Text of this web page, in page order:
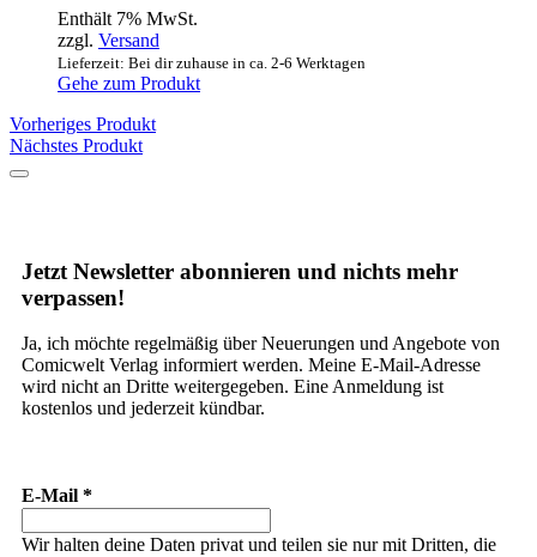
Enthält 7% MwSt.
zzgl. Versand
Lieferzeit: Bei dir zuhause in ca. 2-6 Werktagen
Gehe zum Produkt
Vorheriges Produkt
Nächstes Produkt
Jetzt Newsletter abonnieren und nichts mehr
verpassen!
Ja, ich möchte regelmäßig über Neuerungen und Angebote von
Comicwelt Verlag informiert werden. Meine E-Mail-Adresse
wird nicht an Dritte weitergegeben. Eine Anmeldung ist
kostenlos und jederzeit kündbar.
E-Mail *
Wir halten deine Daten privat und teilen sie nur mit Dritten, die